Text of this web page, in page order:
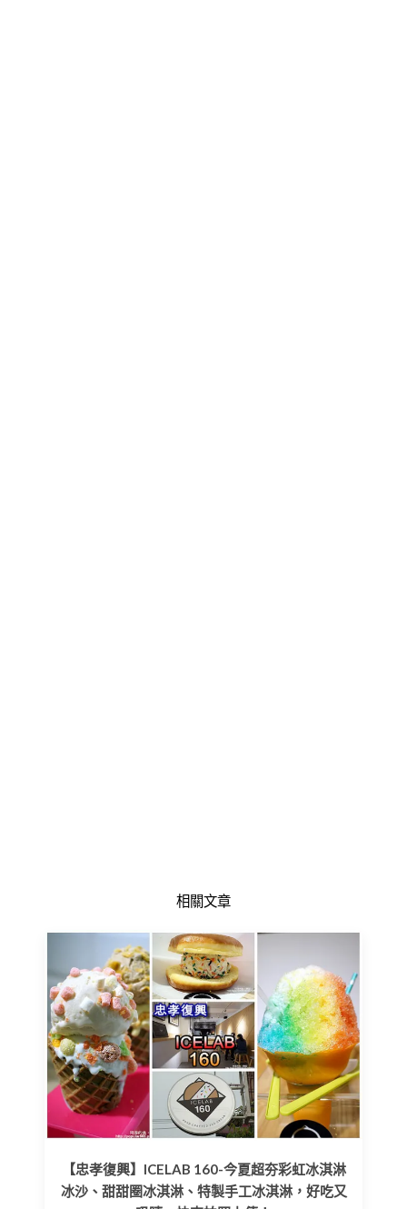
相關文章
【忠孝復興】ICELAB 160-今夏超夯彩虹冰淇淋
冰沙、甜甜圈冰淇淋、特製手工冰淇淋，好吃又